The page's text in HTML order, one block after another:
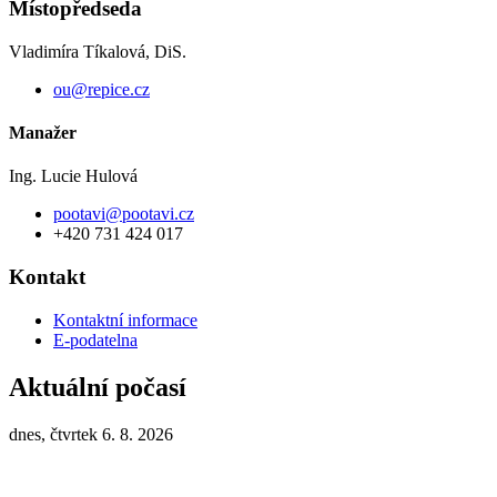
Místopředseda
Vladimíra Tíkalová, DiS.
ou@repice.cz
Manažer
Ing. Lucie Hulová
pootavi@pootavi.cz
+420 731 424 017
Kontakt
Kontaktní informace
E-podatelna
Aktuální počasí
dnes, čtvrtek 6. 8. 2026